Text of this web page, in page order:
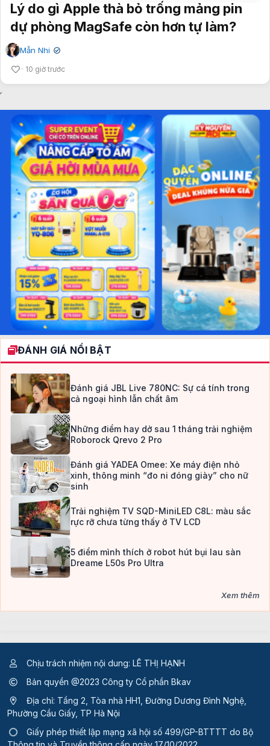
Lý do gì Apple thà bỏ trống mảng pin
dự phòng MagSafe còn hơn tự làm?
Mẫn Nhi ✔
10 giờ trước
ĐÁNH GIÁ NỔI BẬT
Đánh giá JBL Live 780NC: Sự cá tính trong
cả ngoại hình lẫn chất âm
Những điểm hay dở sau 1 tháng trải nghiệm
Roborock Qrevo 2 Pro
Đánh giá YADEA Omee: Xe máy điện nhỏ
xinh, thông minh “đo ni đóng giày” cho nữ
sinh
Trải nghiệm TV SQD-MiniLED C8L: màu sắc
rực rỡ chưa từng thấy ở TV LCD
5 điểm mình thích ở robot hút bụi lau sàn
Dreame L50s Pro Ultra
Xem thêm
Chịu trách nhiệm nội dung: LÊ THỊ HẠNH
Bản quyền @2023 Công ty Cổ phần Bkav
Địa chỉ: Tầng 2, Tòa nhà HH1, Đường Dương Đình Nghệ,
Phường Cầu Giấy, TP Hà Nội
Giấy phép thiết lập mạng xã hội số 499/GP-BTTTT do Bộ